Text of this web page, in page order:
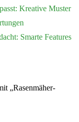
Kreative Muster
Smarte Features
„Rasenmäher-